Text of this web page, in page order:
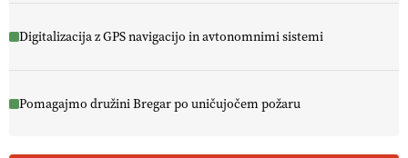
Digitalizacija z GPS navigacijo in avtonomnimi sistemi
Pomagajmo družini Bregar po uničujočem požaru